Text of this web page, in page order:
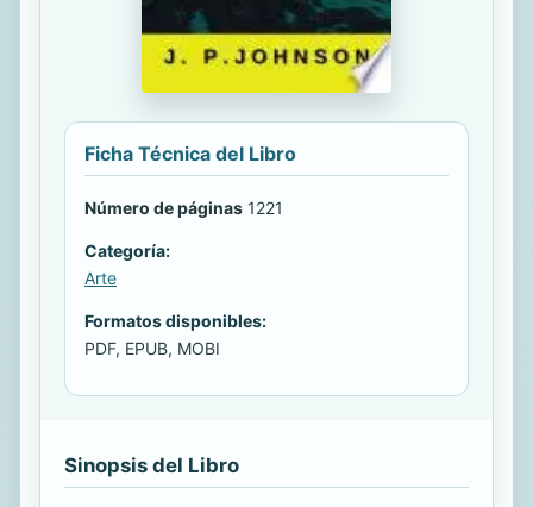
Ficha Técnica del Libro
Número de páginas 1221
Categoría:
Arte
Formatos disponibles:
PDF, EPUB, MOBI
Sinopsis del Libro